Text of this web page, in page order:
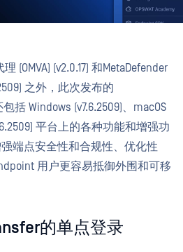
(OMVA) (v2.0.17) 和MetaDefender
之外，此次发布的
括 Windows (v7.6.2509)、macOS
平台上的各种功能和增强功
端点安全性和合规性、优化性
用户更容易抵御外围和可移
的单点登录